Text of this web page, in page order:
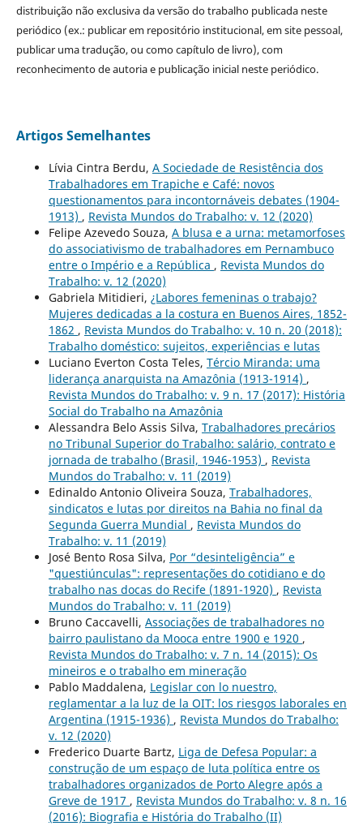
distribuição não exclusiva da versão do trabalho publicada neste
periódico (ex.: publicar em repositório institucional, em site pessoal,
publicar uma tradução, ou como capítulo de livro), com
reconhecimento de autoria e publicação inicial neste periódico.
Artigos Semelhantes
Lívia Cintra Berdu, A Sociedade de Resistência dos
Trabalhadores em Trapiche e Café: novos
questionamentos para incontornáveis debates (1904-
1913) , Revista Mundos do Trabalho: v. 12 (2020)
Felipe Azevedo Souza, A blusa e a urna: metamorfoses
do associativismo de trabalhadores em Pernambuco
entre o Império e a República , Revista Mundos do
Trabalho: v. 12 (2020)
Gabriela Mitidieri, ¿Labores femeninas o trabajo?
Mujeres dedicadas a la costura en Buenos Aires, 1852-
1862 , Revista Mundos do Trabalho: v. 10 n. 20 (2018):
Trabalho doméstico: sujeitos, experiências e lutas
Luciano Everton Costa Teles, Tércio Miranda: uma
liderança anarquista na Amazônia (1913-1914) ,
Revista Mundos do Trabalho: v. 9 n. 17 (2017): História
Social do Trabalho na Amazônia
Alessandra Belo Assis Silva, Trabalhadores precários
no Tribunal Superior do Trabalho: salário, contrato e
jornada de trabalho (Brasil, 1946-1953) , Revista
Mundos do Trabalho: v. 11 (2019)
Edinaldo Antonio Oliveira Souza, Trabalhadores,
sindicatos e lutas por direitos na Bahia no final da
Segunda Guerra Mundial , Revista Mundos do
Trabalho: v. 11 (2019)
José Bento Rosa Silva, Por “desinteligência” e
"questiúnculas": representações do cotidiano e do
trabalho nas docas do Recife (1891-1920) , Revista
Mundos do Trabalho: v. 11 (2019)
Bruno Caccavelli, Associações de trabalhadores no
bairro paulistano da Mooca entre 1900 e 1920 ,
Revista Mundos do Trabalho: v. 7 n. 14 (2015): Os
mineiros e o trabalho em mineração
Pablo Maddalena, Legislar con lo nuestro,
reglamentar a la luz de la OIT: los riesgos laborales en
Argentina (1915-1936) , Revista Mundos do Trabalho:
v. 12 (2020)
Frederico Duarte Bartz, Liga de Defesa Popular: a
construção de um espaço de luta política entre os
trabalhadores organizados de Porto Alegre após a
Greve de 1917 , Revista Mundos do Trabalho: v. 8 n. 16
(2016): Biografia e História do Trabalho (II)